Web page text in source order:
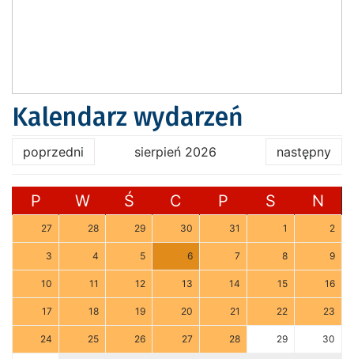
Kalendarz wydarzeń
poprzedni sierpień 2026 następny
P W Ś C P S N
27 28 29 30 31 1 2
3 4 5 6 7 8 9
10 11 12 13 14 15 16
17 18 19 20 21 22 23
24 25 26 27 28 29 30